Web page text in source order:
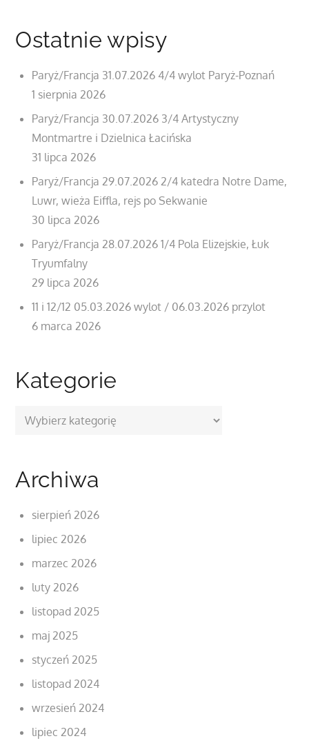
Ostatnie wpisy
Paryż/Francja 31.07.2026 4/4 wylot Paryż-Poznań
1 sierpnia 2026
Paryż/Francja 30.07.2026 3/4 Artystyczny
Montmartre i Dzielnica Łacińska
31 lipca 2026
Paryż/Francja 29.07.2026 2/4 katedra Notre Dame,
Luwr, wieża Eiffla, rejs po Sekwanie
30 lipca 2026
Paryż/Francja 28.07.2026 1/4 Pola Elizejskie, Łuk
Tryumfalny
29 lipca 2026
11 i 12/12 05.03.2026 wylot / 06.03.2026 przylot
6 marca 2026
Kategorie
Kategorie
Archiwa
sierpień 2026
lipiec 2026
marzec 2026
luty 2026
listopad 2025
maj 2025
styczeń 2025
listopad 2024
wrzesień 2024
lipiec 2024